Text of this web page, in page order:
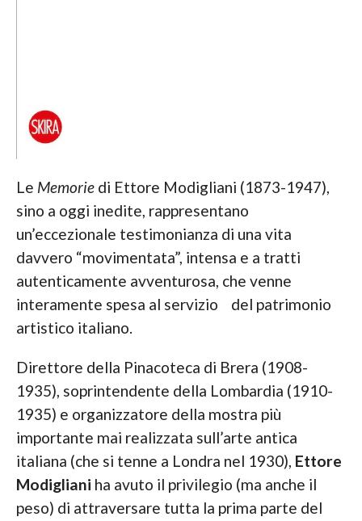
Le Memorie di Ettore Modigliani (1873-1947),
sino a oggi inedite, rappresentano
un’eccezionale testimonianza di una vita
davvero “movimentata”, intensa e a tratti
autenticamente avventurosa, che venne
interamente spesa al servizio del patrimonio
artistico italiano.
Direttore della Pinacoteca di Brera (1908-
1935), soprintendente della Lombardia (1910-
1935) e organizzatore della mostra più
importante mai realizzata sull’arte antica
italiana (che si tenne a Londra nel 1930), Ettore
Modigliani ha avuto il privilegio (ma anche il
peso) di attraversare tutta la prima parte del